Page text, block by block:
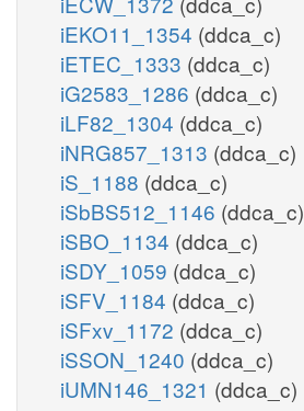
iEKO11_1354 (ddca_c)
iETEC_1333 (ddca_c)
iG2583_1286 (ddca_c)
iLF82_1304 (ddca_c)
iNRG857_1313 (ddca_c)
iS_1188 (ddca_c)
iSbBS512_1146 (ddca_c)
iSBO_1134 (ddca_c)
iSDY_1059 (ddca_c)
iSFV_1184 (ddca_c)
iSFxv_1172 (ddca_c)
iSSON_1240 (ddca_c)
iUMN146_1321 (ddca_c)